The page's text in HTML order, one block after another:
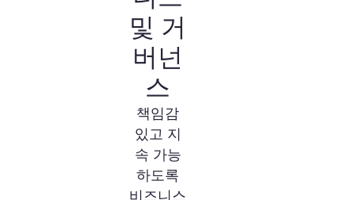
및 거
버넌
스
책임감
있고 지
속 가능
하도록
비즈니스